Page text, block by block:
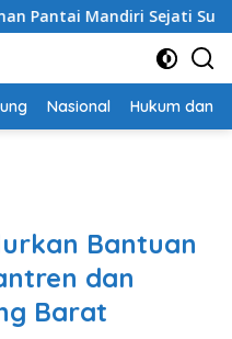
Sejati Sudah Sesuai
Nasional Hukum dan
Bantuan
dan
Barat